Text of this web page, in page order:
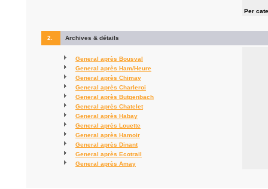
Per
2. Archives & détails
General après Bousval
General après Ham/Heure
General après Chimay
General après Charleroi
General après Butgenbach
General après Chatelet
General après Habay
General après Louette
General après Hamoir
General après Dinant
General après Ecotrail
General après Amay